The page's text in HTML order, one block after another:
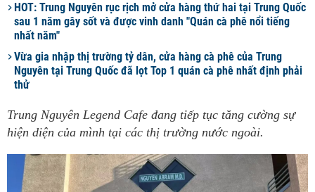
HOT: Trung Nguyên rục rịch mở cửa hàng thứ hai tại Trung Quốc
sau 1 năm gây sốt và được vinh danh "Quán cà phê nổi tiếng
nhất năm"
Vừa gia nhập thị trường tỷ dân, cửa hàng cà phê của Trung
Nguyên tại Trung Quốc đã lọt Top 1 quán cà phê nhất định phải
thử
Trung Nguyên Legend Cafe đang tiếp tục tăng cường sự
hiện diện của mình tại các thị trường nước ngoài.